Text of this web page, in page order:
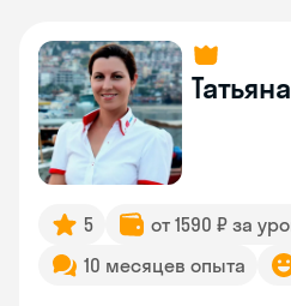
Татьяна
5
от 1590 ₽ за
10 месяцев опыта